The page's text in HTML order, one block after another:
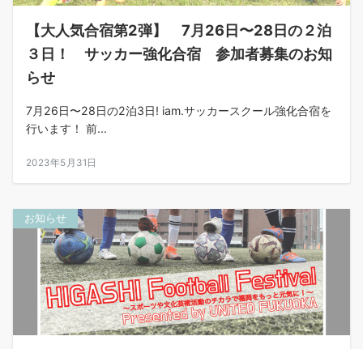
【大人気合宿第2弾】 7月26日〜28日の２泊
３日！ サッカー強化合宿 参加者募集のお知
らせ
7月26日〜28日の2泊3日! iam.サッカースクール強化合宿を
行います！ 前...
2023年5月31日
お知らせ